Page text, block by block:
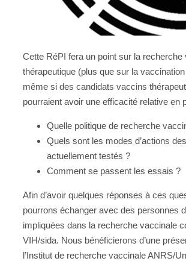
Cette RéPI fera un point sur la recherche
thérapeutique (plus que sur la
même si des candidats vaccins
pourraient avoir une efficacité relative en
Quelle politique de recherche
Quels sont les modes d’actions
actuellement testés ?
Comment se passent les essais ?
Afin d’avoir quelques réponses à ces
pourrons échanger avec des personnes
impliquées dans la recherche vaccinale
VIH/sida. Nous bénéficierons d’une
l’Institut de recherche vaccinale ANRS/